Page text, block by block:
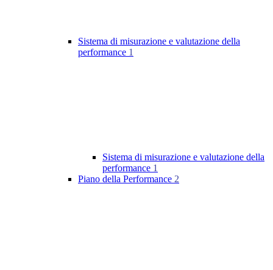
Sistema di misurazione e valutazione della
performance 1
Sistema di misurazione e valutazione della
performance 1
Piano della Performance 2